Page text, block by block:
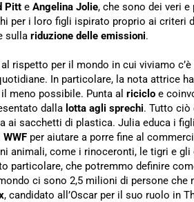
Pitt e Angelina Jolie, che sono dei veri
per i loro figli ispirato proprio ai criteri
sulla riduzione delle emissioni.
rispetto per il mondo in cui viviamo c’è
In particolare, la nota attrice
meno possibile. Punta al riciclo e
dalla lotta agli sprechi. Tutto ciò
ai sacchetti di plastica. Julia educa i
WWF per aiutare a porre fine al
animali, come i rinoceronti, le tigri e gli
particolare, che potremmo definire
ci sono 2,5 milioni di persone che
, candidato all’Oscar per il suo ruolo in